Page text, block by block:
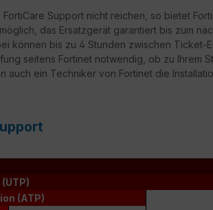
Support nicht reichen, so bietet
das Ersatzgerät garantiert bis zum
können bis zu 4 Stunden zwischen Ticket-
seitens Fortinet notwendig, ob zu Ihrem
auch ein Techniker von Fortinet die
(ATP)